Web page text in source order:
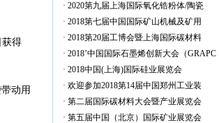
获得
动用
· 2020第九届上海国际氧化锆粉体/陶瓷
· 2018第七届中国国际矿山机械及矿用
· 2018第20届工博会暨上海国际碳材料
· 2018’中国国际石墨烯创新大会（GRAPC
· 2018中国(上海)国际硅业展览会
· 欢迎参加2018第14届中国郑州工业装
· 第二届国际碳材料大会暨产业展览会
· 第五届中国（北京）国际矿业展览会